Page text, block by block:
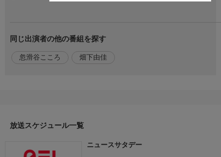
同じ出演者の他の番組を探す
忽滑谷こころ 畑下由佳
放送スケジュール一覧
ニュースサタデー